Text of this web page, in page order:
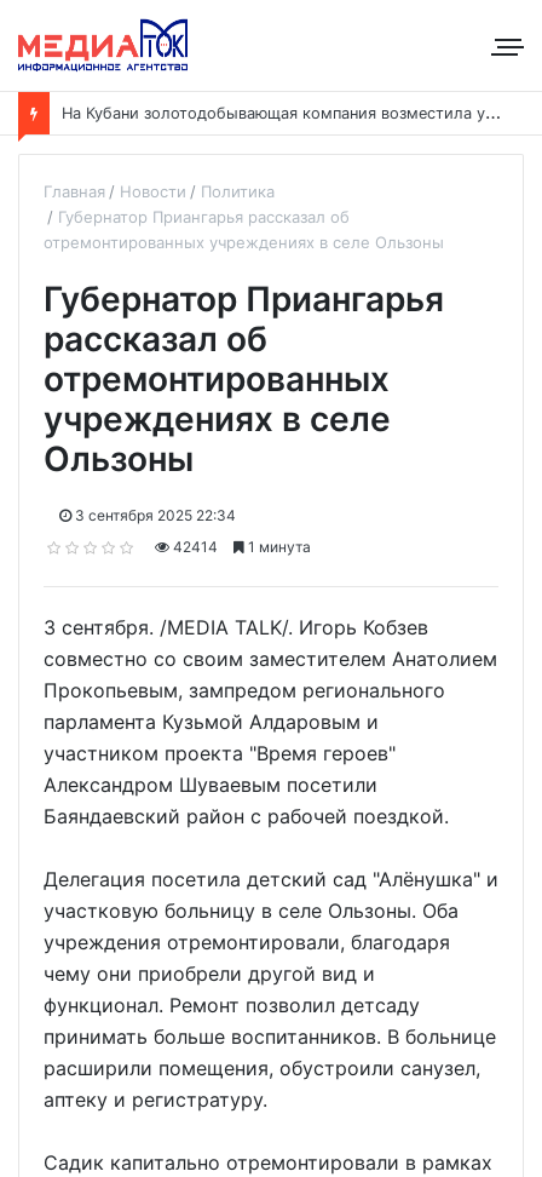
Н
а Кубани золотодобывающая компания возместила ущерб рекам на сумму почти 28 млн рублей
Главная Новости
Политика
Губернатор Приангарья рассказал об
отремонтированных учреждениях в селе Ользоны
Губернатор Приангарья
рассказал об
отремонтированных
учреждениях в селе
Ользоны
3 сентября 2025 22:34
42414
1 минута
3 сентября. /MEDIA TALK/. Игорь Кобзев
совместно со своим заместителем Анатолием
Прокопьевым, зампредом регионального
парламента Кузьмой Алдаровым и
участником проекта "Время героев"
Александром Шуваевым посетили
Баяндаевский район с рабочей поездкой.
Делегация посетила детский сад "Алёнушка" и
участковую больницу в селе Ользоны. Оба
учреждения отремонтировали, благодаря
чему они приобрели другой вид и
функционал. Ремонт позволил детсаду
принимать больше воспитанников. В больнице
расширили помещения, обустроили санузел,
аптеку и регистратуру.
Садик капитально отремонтировали в рамках